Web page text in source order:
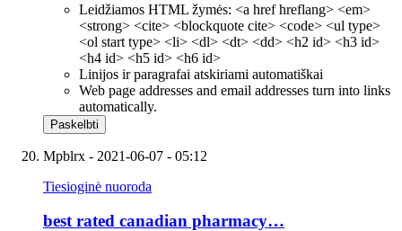
Leidžiamos HTML žymės: <a href hreflang> <em>
<strong> <cite> <blockquote cite> <code> <ul type>
<ol start type> <li> <dl> <dt> <dd> <h2 id> <h3 id>
<h4 id> <h5 id> <h6 id>
Linijos ir paragrafai atskiriami automatiškai
Web page addresses and email addresses turn into links
automatically.
Mpblrx - 2021-06-07 - 05:12
Tiesioginė nuoroda
best rated canadian pharmacy…